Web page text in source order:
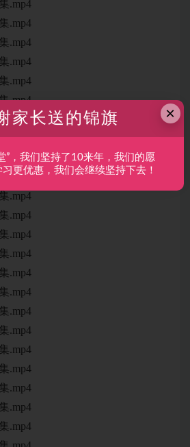
.mp4
.mp4
.mp4
.mp4
.mp4
.mp4
.mp4
.mp4
.mp4
.mp4
.mp4
.mp4
.mp4
.mp4
.mp4
.mp4
.mp4
.mp4
.mp4
.mp4
.mp4
.mp4
.mp4
×
家长送的锦旗
”，我们坚持了10来年，我们的愿
更优惠，我们会继续坚持下去！